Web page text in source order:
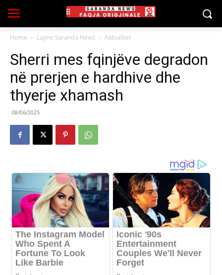
Home Lajme Saranda News Aktualitet
Sherri mes fqinjëve degradon
në prerjen e hardhive dhe
thyerje xhamash
08/06/2025